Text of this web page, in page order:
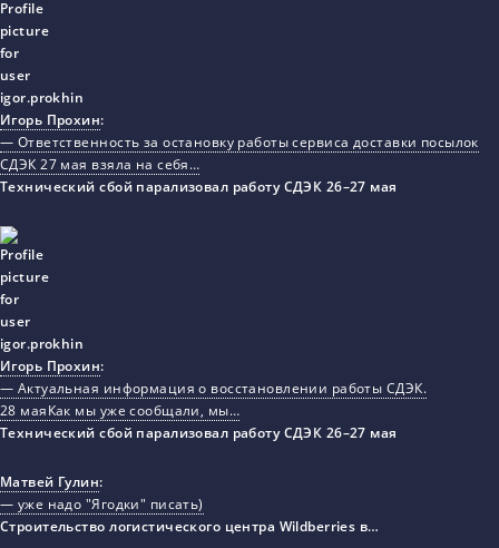
Игорь Прохин:
— Ответственность за остановку работы сервиса доставки посылок
СДЭК 27 мая взяла на себя…
Технический сбой парализовал работу СДЭК 26–27 мая
Игорь Прохин:
— Актуальная информация о восстановлении работы СДЭК.
28 маяКак мы уже сообщали, мы…
Технический сбой парализовал работу СДЭК 26–27 мая
Матвей Гулин:
— уже надо "Ягодки" писать)
Строительство логистического центра Wildberries в…